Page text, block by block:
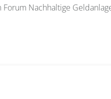
Nachhaltige